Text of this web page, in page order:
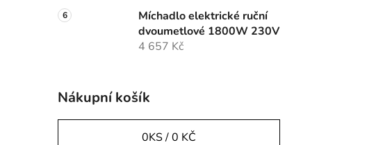
Míchadlo elektrické ruční
dvoumetlové 1800W 230V
4 657 Kč
Nákupní košík
0KS /0 KČ